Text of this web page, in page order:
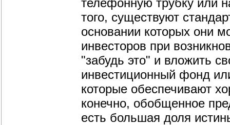
того, существуют
основании которых они
инвесторов при
"забудь это" и вложить
инвестиционный фонд
которые обеспечивают
конечно, обобщенное
есть большая доля